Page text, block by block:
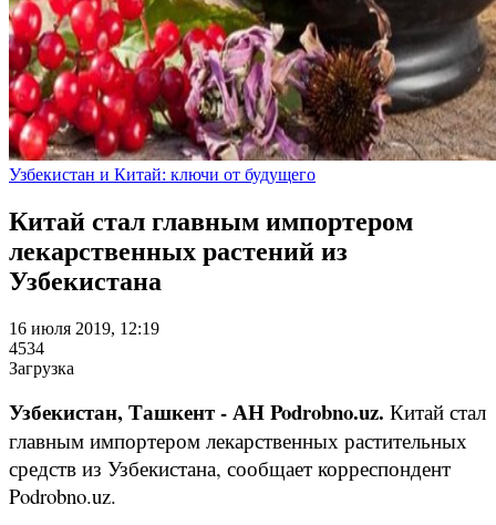
Узбекистан и Китай: ключи от будущего
Китай стал главным импортером
лекарственных растений из
Узбекистана
16 июля 2019, 12:19
4534
Загрузка
Узбекистан, Ташкент - АН Podrobno.uz. Китай стал
главным импортером лекарственных растительных
средств из Узбекистана, сообщает корреспондент
Podrobno.uz.